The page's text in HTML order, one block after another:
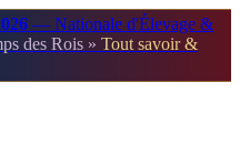
— Nationale d'Élevage &
des Rois » Tout savoir &